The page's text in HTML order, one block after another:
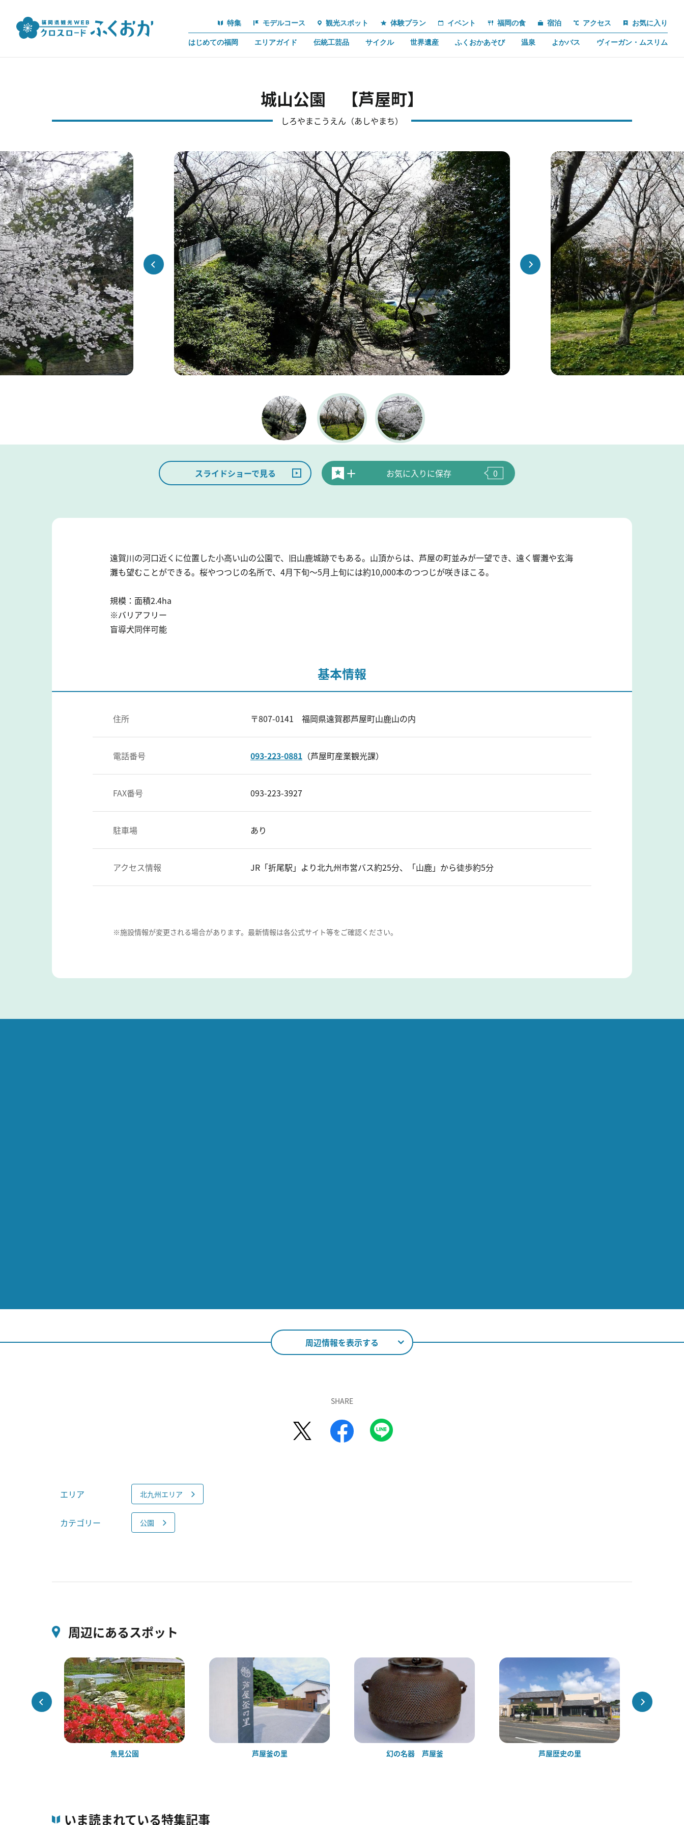
特集 モデルコース 観光スポット 体験プラン イベント 福岡の食 宿泊 アクセス お気に入り
はじめての福岡 エリアガイド 伝統工芸品 サイクル 世界遺産 ふくおかあそび 温泉 よかバス ヴィーガン・ムスリム
城山公園 【芦屋町】
しろやまこうえん（あしやまち）
スライドショーで見る お気に入りに保存 0
遠賀川の河口近くに位置した小高い山の公園で、旧山鹿城跡でもある。山頂からは、芦屋の町並みが一望でき、遠く響灘や玄海
灘も望むことができる。桜やつつじの名所で、4月下旬～5月上旬には約10,000本のつつじが咲きほこる。
規模：面積2.4ha
※バリアフリー
盲導犬同伴可能
基本情報
住所 〒807-0141 福岡県遠賀郡芦屋町山鹿山の内
電話番号 093-223-0881 （芦屋町産業観光課）
FAX番号 093-223-3927
駐車場 あり
アクセス情報 JR「折尾駅」より北九州市営バス約25分、「山鹿」から徒歩約5分
※施設情報が変更される場合があります。最新情報は各公式サイト等をご確認ください。
周辺情報を表示する
SHARE
エリア 北九州エリア
カテゴリー 公園
周辺にあるスポット
魚見公園 芦屋釜の里 幻の名器 芦屋釜 芦屋歴史の里
いま読まれている特集記事